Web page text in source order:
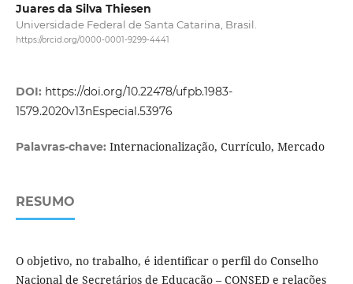
Juares da Silva Thiesen
Universidade Federal de Santa Catarina, Brasil.
https://orcid.org/0000-0001-9299-4441
DOI: https://doi.org/10.22478/ufpb.1983-
1579.2020v13nEspecial.53976
Palavras-chave: Internacionalização, Currículo, Mercado
RESUMO
O objetivo, no trabalho, é identificar o perfil do Conselho
Nacional de Secretários de Educação – CONSED e relações